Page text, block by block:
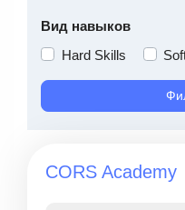
Вид навыков
Hard Skills
CORS Academy